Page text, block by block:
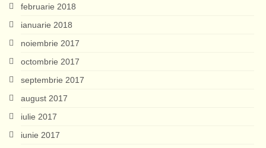
februarie 2018
ianuarie 2018
noiembrie 2017
octombrie 2017
septembrie 2017
august 2017
iulie 2017
iunie 2017